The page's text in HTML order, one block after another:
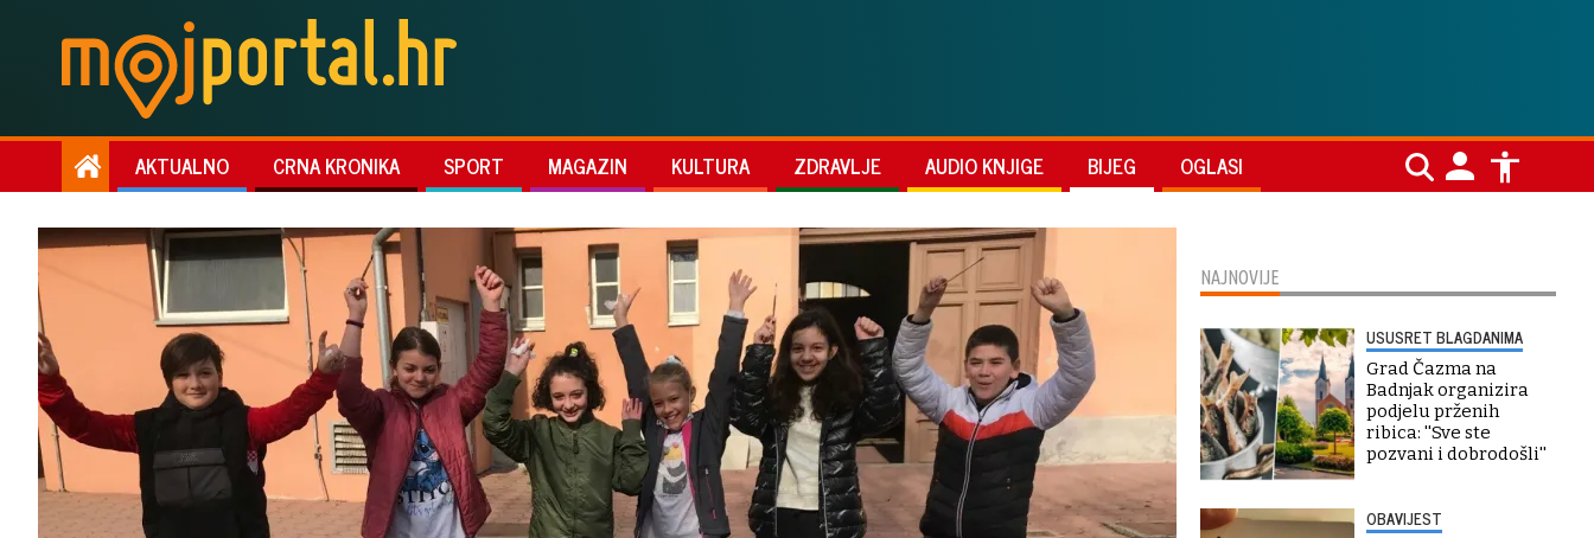
AKTUALNO CRNA KRONIKA SPORT MAGAZIN KULTURA ZDRAVLJE AUDIO KNJIGE BIJEG OGLASI
NAJNOVIJE
USUSRET BLAGDANIMA
Grad Čazma na
Badnjak organizira
podjelu prženih
ribica: ''Sve ste
pozvani i dobrodošli''
OBAVIJEST